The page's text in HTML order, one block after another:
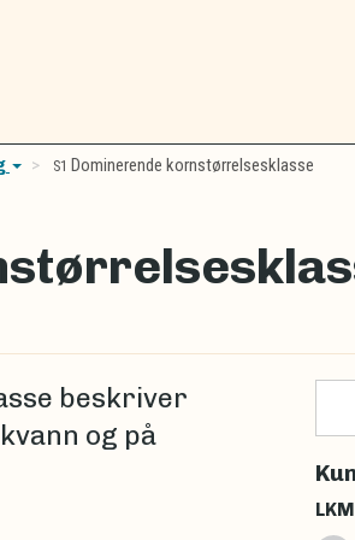
S1 Dominerende kornstørrelsesklasse
beskriver
og på